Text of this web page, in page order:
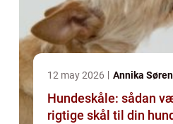
12 may 2026 Annika
Hundeskåle: sådan
rigtige skål til din hund